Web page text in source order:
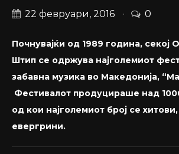
22 февруари, 2016 0
Почнувајќи од 1989 година, секој
Штип се одржува најголемиот
забавна музика во Македонија,
Фестивалот продуцираше над
од кои најголемиот број се
евергрини.